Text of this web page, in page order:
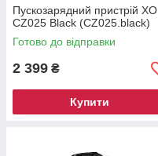
Пускозарядний пристрій XO
CZ025 Black (CZ025.black)
Готово до відправки
2 399 ₴
Купити